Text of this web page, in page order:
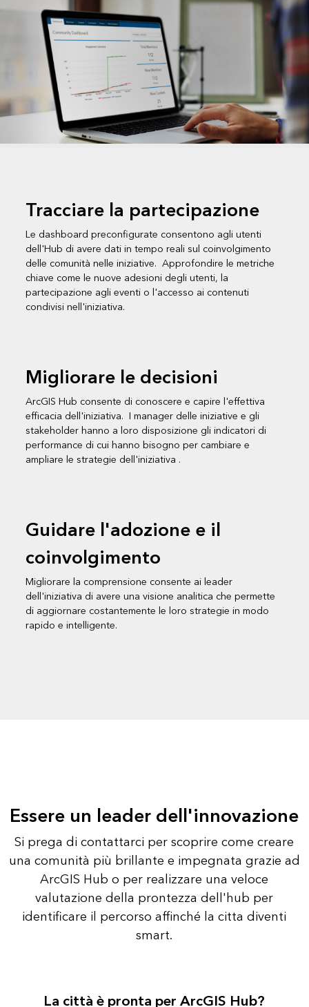
Tracciare la partecipazione
Le dashboard preconfigurate consentono agli utenti
dell'Hub di avere dati in tempo reali sul coinvolgimento
delle comunità nelle iniziative. Approfondire le metriche
chiave come le nuove adesioni degli utenti, la
partecipazione agli eventi o l'accesso ai contenuti
condivisi nell'iniziativa.
Migliorare le decisioni
ArcGIS Hub consente di conoscere e capire l'effettiva
efficacia dell'iniziativa. I manager delle iniziative e gli
stakeholder hanno a loro disposizione gli indicatori di
performance di cui hanno bisogno per cambiare e
ampliare le strategie dell'iniziativa .
Guidare l'adozione e il
coinvolgimento
Migliorare la comprensione consente ai leader
dell'iniziativa di avere una visione analitica che permette
di aggiornare costantemente le loro strategie in modo
rapido e intelligente.
Essere un leader dell'innovazione
Si prega di contattarci per scoprire come creare
una comunità più brillante e impegnata grazie ad
ArcGIS Hub o per realizzare una veloce
valutazione della prontezza dell'hub per
identificare il percorso affinché la citta diventi
smart.
La città è pronta per ArcGIS Hub?